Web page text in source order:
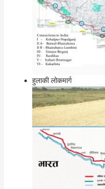
हुलाकी लोकमार्ग